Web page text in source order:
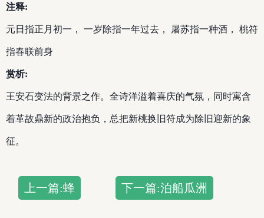
注释:
元日指正月初一， 一岁除指一年过去， 屠苏指一种酒， 桃符
指春联前身
赏析:
王安石变法的背景之作。全诗洋溢着喜庆的气氛，同时寓含
着革故鼎新的政治抱负，总把新桃换旧符成为除旧迎新的象
征。
上一篇:蜂 下一篇:泊船瓜洲